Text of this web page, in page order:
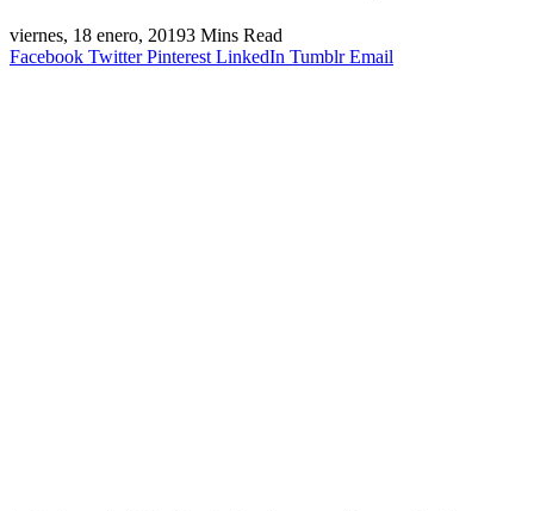
viernes, 18 enero, 20193 Mins Read
Facebook Twitter Pinterest LinkedIn Tumblr Email